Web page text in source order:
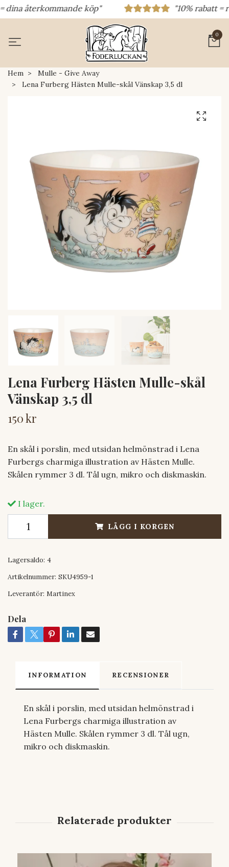
återkommande köp" "10% rabatt =
0
Hem
Mulle - Give Away
Lena Furberg Hästen Mulle-skål Vänskap 3,5 dl
Lena Furberg Hästen Mulle-skål
Vänskap 3,5 dl
150 kr
En skål i porslin, med utsidan helmönstrad i Lena
Furbergs charmiga illustration av Hästen Mulle.
Skålen rymmer 3 dl. Tål ugn, mikro och diskmaskin.
I lager.
LÄGG I KORGEN
Lagersaldo: 4
Artikelnummer: SKU4959-1
Leverantör: Martinex
Dela
INFORMATION RECENSIONER
En skål i porslin, med utsidan helmönstrad i
Lena Furbergs charmiga illustration av
Hästen Mulle. Skålen rymmer 3 dl. Tål ugn,
mikro och diskmaskin.